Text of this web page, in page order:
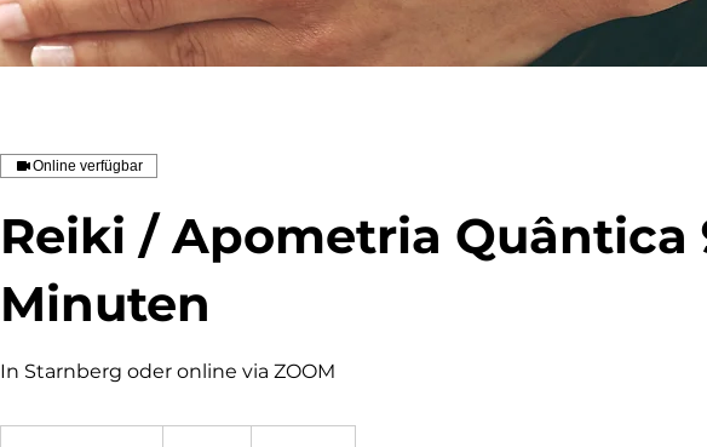
Online verfügbar
Reiki / Apometria Quântica
Minuten
In Starnberg oder online via ZOOM